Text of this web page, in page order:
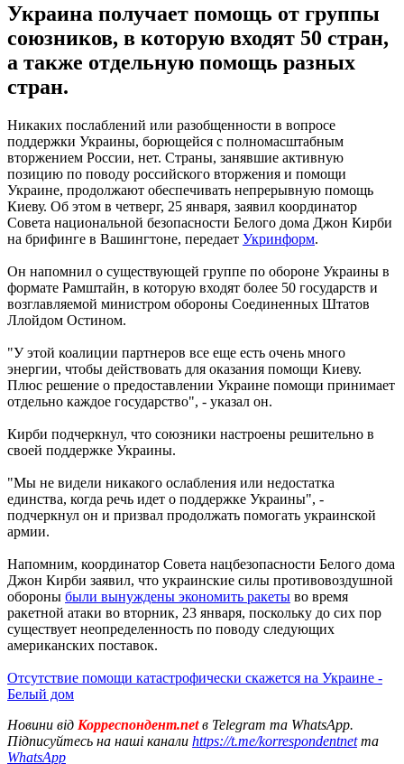
Украина получает помощь от группы
союзников, в которую входят 50 стран,
а также отдельную помощь разных
стран.
Никаких послаблений или разобщенности в вопросе
поддержки Украины, борющейся с полномасштабным
вторжением России, нет. Страны, занявшие активную
позицию по поводу российского вторжения и помощи
Украине, продолжают обеспечивать непрерывную помощь
Киеву. Об этом в четверг, 25 января, заявил координатор
Совета национальной безопасности Белого дома Джон Кирби
на брифинге в Вашингтоне, передает Укринформ.
Он напомнил о существующей группе по обороне Украины в
формате Рамштайн, в которую входят более 50 государств и
возглавляемой министром обороны Соединенных Штатов
Ллойдом Остином.
"У этой коалиции партнеров все еще есть очень много
энергии, чтобы действовать для оказания помощи Киеву.
Плюс решение о предоставлении Украине помощи принимает
отдельно каждое государство", - указал он.
Кирби подчеркнул, что союзники настроены решительно в
своей поддержке Украины.
"Мы не видели никакого ослабления или недостатка
единства, когда речь идет о поддержке Украины", -
подчеркнул он и призвал продолжать помогать украинской
армии.
Напомним, координатор Совета нацбезопасности Белого дома
Джон Кирби заявил, что украинские силы противовоздушной
обороны были вынуждены экономить ракеты во время
ракетной атаки во вторник, 23 января, поскольку до сих пор
существует неопределенность по поводу следующих
американских поставок.
Отсутствие помощи катастрофически скажется на Украине -
Белый дом
Новини від Корреспондент.netв Telegram та WhatsApp.
Підписуйтесь на наші канали https://t.me/korrespondentnetта
WhatsApp